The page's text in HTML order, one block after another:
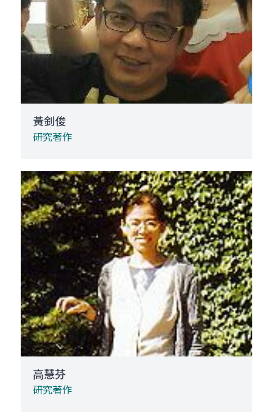
黃釗俊
研究著作
高慧芬
研究著作